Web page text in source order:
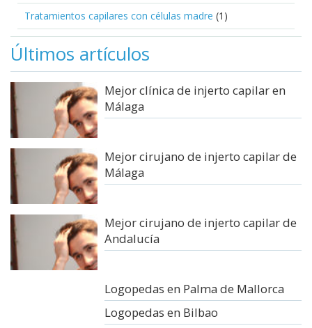
Tratamientos capilares con células madre (1)
Últimos artículos
Mejor clínica de injerto capilar en
Málaga
Mejor cirujano de injerto capilar de
Málaga
Mejor cirujano de injerto capilar de
Andalucía
Logopedas en Palma de Mallorca
Logopedas en Bilbao